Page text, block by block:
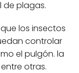
de plagas.
los insectos
controlar
el pulgón. la
otras.